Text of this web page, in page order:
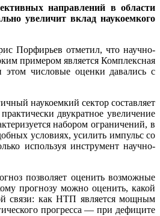
направлений в области
увеличит вклад наукоемкого
Порфирьев отметил, что научно-
примером является Комплексная
числовые оценки давались с
наукоемкий сектор составляет
двукратное увеличение
набором ограничений, в
условиях, усилить импульс со
используя инструмент научно-
позволяет оценить возможные
прогнозу можно оценить, какой
связи: как НТП является мощным
прогресса ― при дефиците